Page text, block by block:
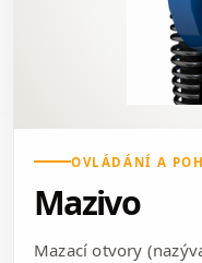
OVLÁDÁNÍ A
Mazivo
Mazací otvory